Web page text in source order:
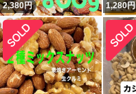
2,380円 1,280円